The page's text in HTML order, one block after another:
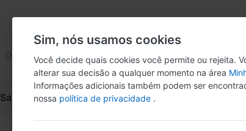
Sanitizador Ozônio Medicamentos
Sim, nós usamos cookies
Você decide quais cookies você permite ou rejeita.
alterar sua decisão a qualquer momento na área
Informações adicionais também podem ser
nossa política de privacidade .